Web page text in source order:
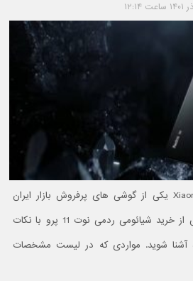
مدل Xiaomi Redmi Note 11 Pro یکی از گوشی‌ های پرفروش بازار ایران
است. هرچند بهتر است پیش از خرید شیائومی ردمی نوت 11 پرو با نکات
آشنا شوید. مواردی که در لیست مشخصات